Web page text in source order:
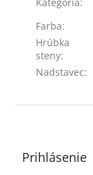
Farba:
Hrúbka
steny:
Nadstavec:
Prihlásenie